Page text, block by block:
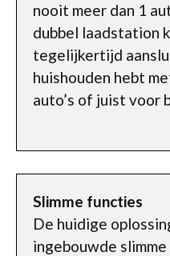
nooit meer dan 1
dubbel laadstation
tegelijkertijd
huishouden hebt
auto’s of juist voor
Slimme functies
De huidige
ingebouwde